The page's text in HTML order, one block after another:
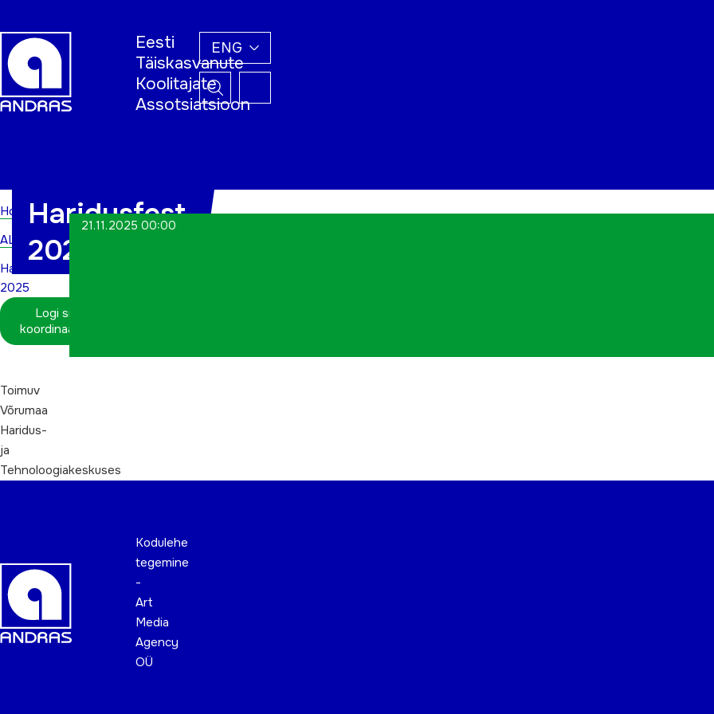
Eesti
Täiskasvanute
Koolitajate
Assotsiatsioon
ENG
Home
ALWs
Haridusfest
2025
Logi sisse
koordinaatorina
Haridusfest
2025
21.11.2025 00:00
Toimuv
Võrumaa
Haridus-
ja
Tehnoloogiakeskuses
Kodulehe
tegemine
-
Art
Media
Agency
OÜ